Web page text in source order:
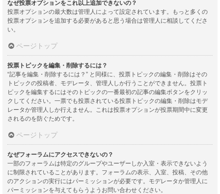
なぜ投票オプションをこれ以上追加できないの？
投票オプションの最大数は管理人によって設定されています。もっと多くの
投票オプションを追加する必要があると思う場合は管理人に相談してくださ
い。
ページトップ
投票トピックを編集・削除するには？
“記事を編集・削除するには？” と同様に、投票トピックの編集・削除はその
トピックの投稿者、モデレータ、管理人しか行うことができません。投票ト
ピックを編集するにはそのトピックの一番最初の記事の編集ボタンをクリッ
クしてください。一票でも投票されている投票トピックの編集・削除はモデ
レータか管理人しか行えません。これは投票オプションが投票期間中に変更
されるのを防ぐためです。
ページトップ
なぜフォーラムにアクセスできないの？
一部のフォーラムは特定のグループやユーザーしか入室・表示できないよう
に制限されていることがあります。フォーラムの表示、入室、投稿、その他
のアクションの実行にはパーミッションが必要です。モデレータか管理人に
パーミッションを与えてもらうようお問い合わせください。